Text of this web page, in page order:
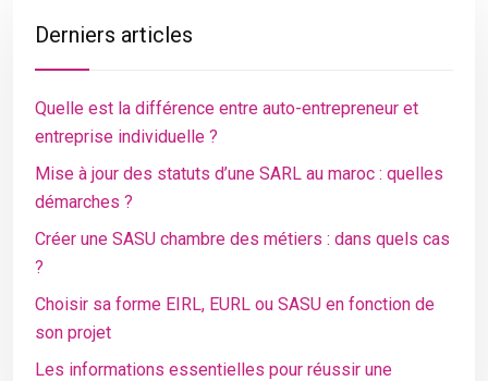
Derniers articles
Quelle est la différence entre auto-entrepreneur et
entreprise individuelle ?
Mise à jour des statuts d’une SARL au maroc : quelles
démarches ?
Créer une SASU chambre des métiers : dans quels cas
?
Choisir sa forme EIRL, EURL ou SASU en fonction de
son projet
Les informations essentielles pour réussir une